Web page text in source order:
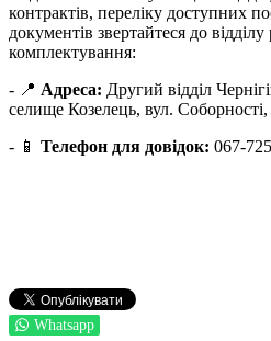
контрактів, переліку доступних
документів звертайтеся до
комплектування:
- 📍 Адреса: Другий відділ
селище Козелець, вул.
- 📱 Телефон для довідок: 067-
Whatsapp